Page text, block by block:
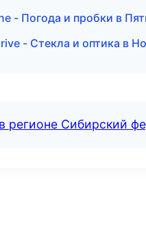
- Погода и пробки в
- Стекла и оптика в
регионе Сибирский